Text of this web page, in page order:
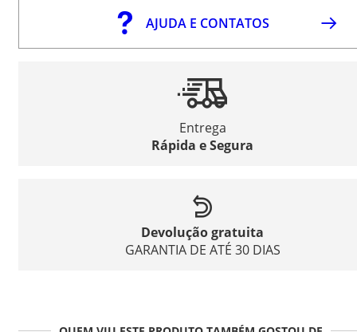
AJUDA E CONTATOS
Entrega
Rápida e Segura
Devolução gratuita
GARANTIA DE ATÉ 30 DIAS